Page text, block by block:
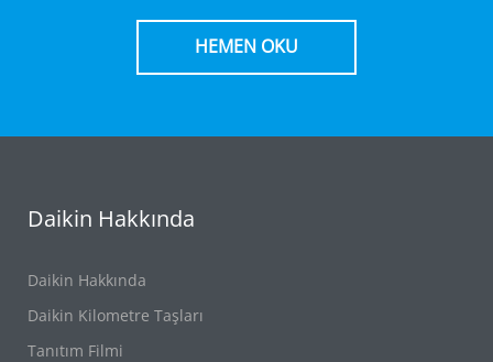
HEMEN OKU
Daikin Hakkında
Daikin Hakkında
Daikin Kilometre Taşları
Tanıtım Filmi